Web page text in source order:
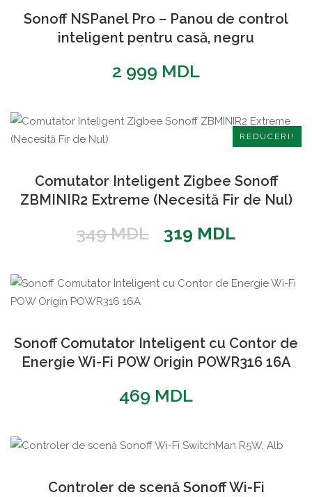
Sonoff NSPanel Pro – Panou de control
inteligent pentru casă, negru
2 999 MDL
REDUCERI!
Comutator Inteligent Zigbee Sonoff
ZBMINIR2 Extreme (Necesită Fir de Nul)
349MDL
Prețul
fost:
319 MDLPrețul
319 MDL.
Sonoff Comutator Inteligent cu Contor de
Energie Wi-Fi POW Origin POWR316 16A
469 MDL
Controler de scenă Sonoff Wi-Fi